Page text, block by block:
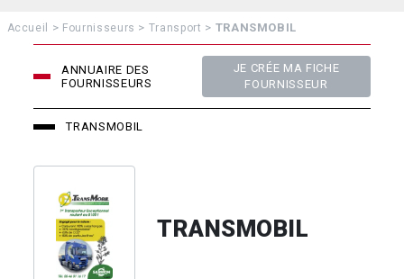
Accueil > Fournisseurs > Transport > TRANSMOBIL
ANNUAIRE DES
FOURNISSEURS
JE CRÉE MA FICHE
FOURNISSEUR
TRANSMOBIL
TRANSMOBIL